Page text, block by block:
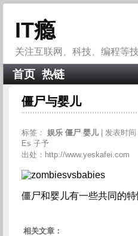
IT瘾
关注互联网、科技、编程等
首页 热链
僵尸与婴儿
标签： 娱乐 僵尸 婴儿
| 发表时
Es 子予
出处：http://www.yeskafei.com
僵尸和婴儿有一些共同的特
相关文章：